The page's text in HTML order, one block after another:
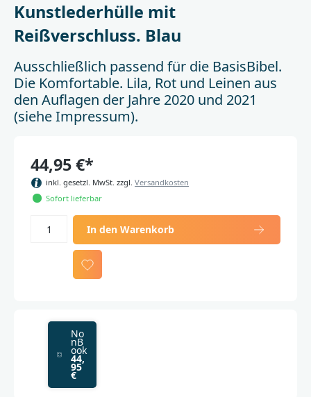
Kunstlederhülle mit
Reißverschluss. Blau
Ausschließlich passend für die BasisBibel.
Die Komfortable. Lila, Rot und Leinen aus
den Auflagen der Jahre 2020 und 2021
(siehe Impressum).
44,95 €*
inkl. gesetzl. MwSt. zzgl. Versandkosten
Sofort lieferbar
In den Warenkorb
No
nB
ook
44,
95
€